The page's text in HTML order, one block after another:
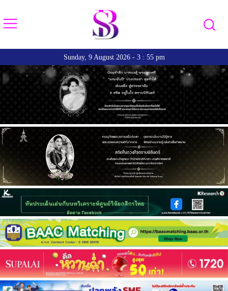
Sunday, 9 August 2026 - 3 : 55 pm